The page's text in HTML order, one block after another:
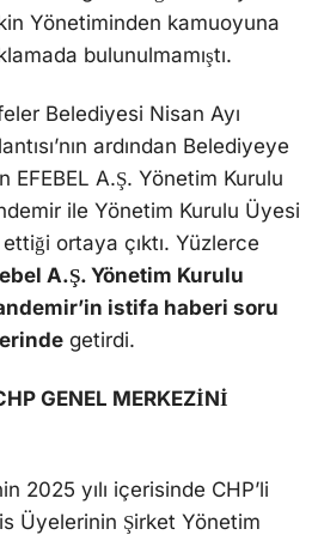
Yönetiminden kamuoyuna
bulunulmamıştı.
Belediyesi Nisan Ayı
ardından Belediyeye
EFEBEL A.Ş. Yönetim Kurulu
ile Yönetim Kurulu Üyesi
ortaya çıktı. Yüzlerce
A.Ş. Yönetim Kurulu
istifa haberi soru
getirdi.
GENEL MERKEZİNİ
2025 yılı içerisinde CHP’li
Üyelerinin Şirket Yönetim